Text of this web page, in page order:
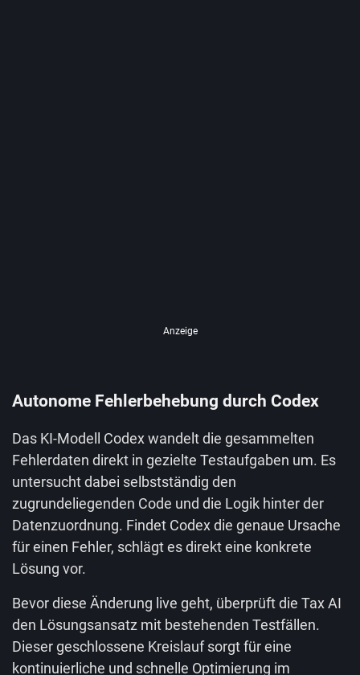
Anzeige
Autonome Fehlerbehebung durch Codex
Das KI-Modell Codex wandelt die gesammelten
Fehlerdaten direkt in gezielte Testaufgaben um. Es
untersucht dabei selbstständig den
zugrundeliegenden Code und die Logik hinter der
Datenzuordnung. Findet Codex die genaue Ursache
für einen Fehler, schlägt es direkt eine konkrete
Lösung vor.
Bevor diese Änderung live geht, überprüft die Tax AI
den Lösungsansatz mit bestehenden Testfällen.
Dieser geschlossene Kreislauf sorgt für eine
kontinuierliche und schnelle Optimierung im